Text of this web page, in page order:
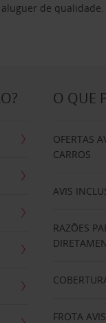
de qualidade.
O QUE
OFERTAS
CARROS
AVIS
RAZÕES
FROTA AVIS